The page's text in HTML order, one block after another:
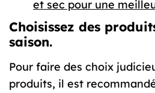
et sec pour une
Choisissez des
saison.
Pour faire des choix
produits, il est